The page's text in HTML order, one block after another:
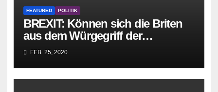
FEATURED POLITIK
BREXIT: Können sich die Briten
aus dem Würgegriff der
parasitären EU-Mafia befreien?
FEB. 25, 2020